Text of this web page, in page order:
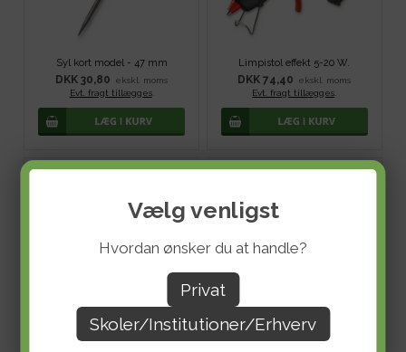
Vælg venligst
Hvordan ønsker du at handle?
Privat
Skoler/Institutioner/Erhverv
Syl kort model - 47 mm
DKK 30,80
ekskl. moms
Evt. fragt tillægges.
Limpistol effekt 5-20 W.
DKK 74,40
ekskl. moms
Evt. fragt tillægges
Træperler af ædeltræ, Â¯ 8 mm - Rød